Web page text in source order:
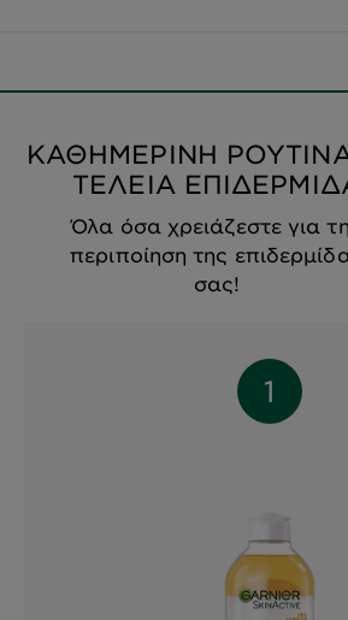
ΚΑΘΗΜΕΡΙΝΗ
ΤΕΛΕΙΑ
Όλα όσα χρειάζεστε για
περιποίηση της
σας!